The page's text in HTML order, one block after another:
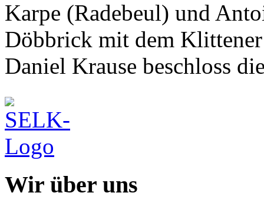
Karpe (Radebeul) und
Döbbrick mit dem
Daniel Krause beschloss
Wir über uns